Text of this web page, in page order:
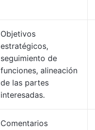
Objetivos
estratégicos,
seguimiento de
funciones, alineación
de las partes
interesadas.
Comentarios